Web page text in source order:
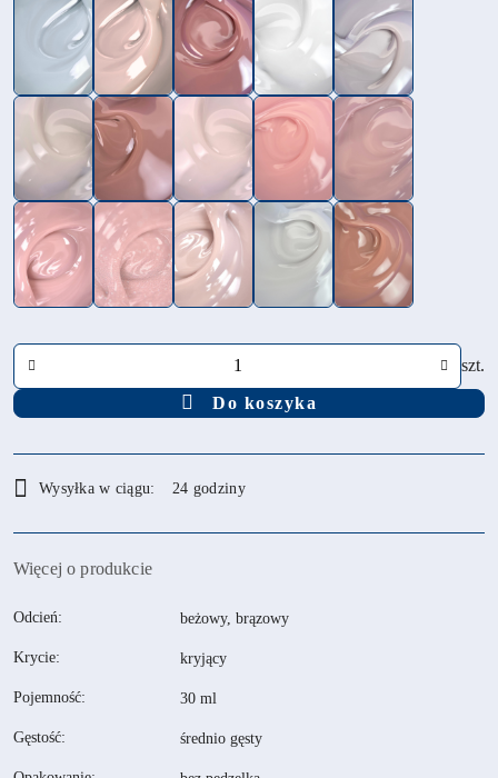
Ilość
szt.
Do koszyka
i
dostawa
Wysyłka w ciągu: 24 godziny
Więcej o produkcie
Odcień: beżowy, brązowy
Krycie: kryjący
Pojemność: 30 ml
Gęstość: średnio gęsty